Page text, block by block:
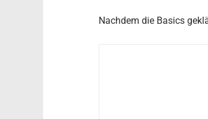
Nachdem die Basics